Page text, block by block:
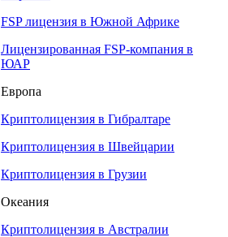
FSP лицензия в Южной Африке
Лицензированная FSP-компания в
ЮАР
Европа
Криптолицензия в Гибралтаре
Криптолицензия в Швейцарии
Криптолицензия в Грузии
Океания
Криптолицензия в Австралии